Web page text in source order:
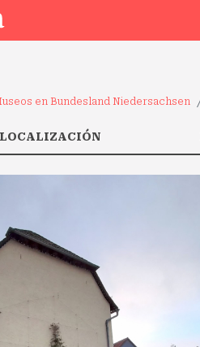
en Bundesland Niedersachsen
LOCALIZACIÓN